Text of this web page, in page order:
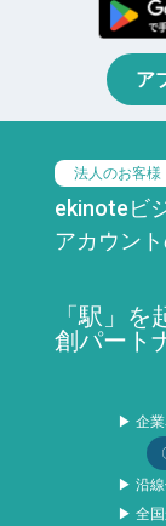
ア
法人のお客様
ekinoteビ
アカウン
「駅」
創パート
▶ 企業
▶ 沿線
▶ 全国